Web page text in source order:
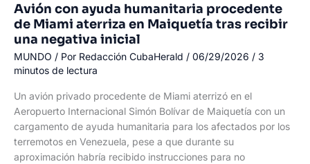
Avión con ayuda humanitaria procedente
de Miami aterriza en Maiquetía tras recibir
una negativa inicial
MUNDO / Por Redacción CubaHerald / 06/29/2026 / 3
minutos de lectura
Un avión privado procedente de Miami aterrizó en el
Aeropuerto Internacional Simón Bolívar de Maiquetía con un
cargamento de ayuda humanitaria para los afectados por los
terremotos en Venezuela, pese a que durante su
aproximación habría recibido instrucciones para no